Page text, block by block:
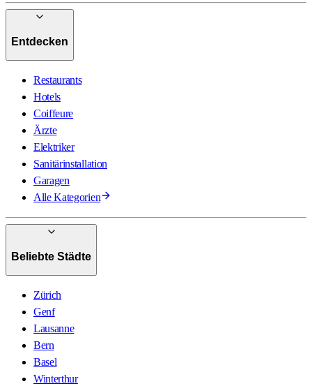
Entdecken
Restaurants
Hotels
Coiffeure
Ärzte
Elektriker
Sanitärinstallation
Garagen
Alle Kategorien
Beliebte Städte
Zürich
Genf
Lausanne
Bern
Basel
Winterthur